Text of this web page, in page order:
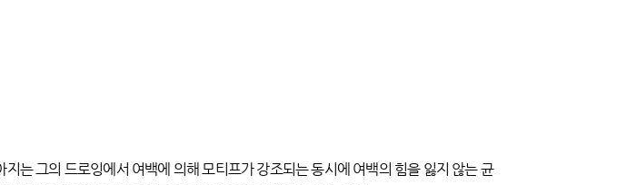
는 그의 드로잉에서 여백에 의해 모티프가 강조되는 동시에 여백의 힘을 잃지 않는 균